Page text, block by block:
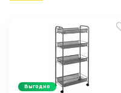
Выгодно